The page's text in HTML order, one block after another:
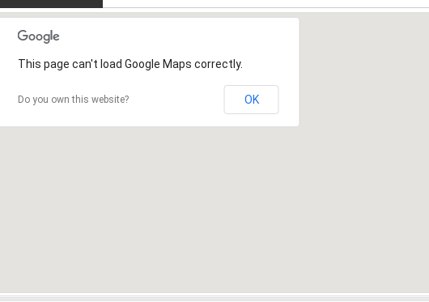
This page can't load Google Maps correctly.
Do you own this website? OK